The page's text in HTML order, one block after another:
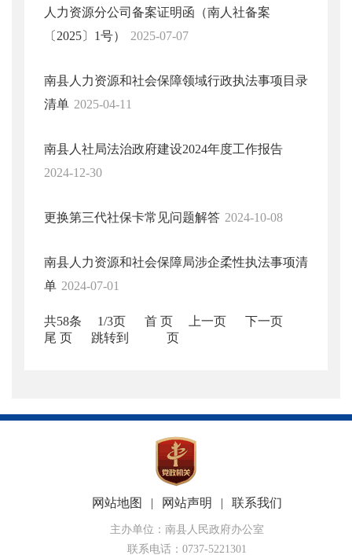
人力资源分公司备案证明函（南人社备案
〔2025〕1号）
2025-07-07
南县人力资源和社会保障领域行政执法事项目录
清单 2025-04-11
南县人社局法治政府建设2024年度工作报告
2024-12-30
更换第三代社保卡常见问题解答 2024-10-08
南县人力资源和社会保障局涉企柔性执法事项清
单 2024-07-01
共58条 1/3页 首 页 上一页
下一页
尾 页
跳转到 页
网站地图 | 网站声明 | 联系我们
主办单位：南县人民政府办公室
联系电话：0737-5221301